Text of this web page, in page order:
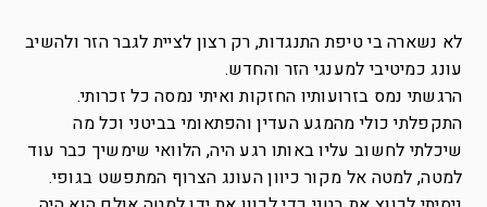
לא נשארה בי טיפת התנגדות, רק רצון לציית לגבר הזר ולהשיב
עונג כמיטיבי למענגי הזר והחדש.
הרגשתי נמס בזרועותיו החזקות ואיתי נמסה כל זכרותי.
התקפלתי כולי מהמגע העדין והפתאומי בביטני וכל מה
שיכלתי לחשוב עליו באותו רגע היה, הלוואי שימשיך כבר עוד
למטה, למטה אל מקור כיוון העונג הצרוף המתפשט בגופי.